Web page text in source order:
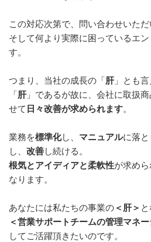
この対応次第で、問い合わせいた
そして何より実際に困っているエ
す。
つまり、当社の成長の「肝」とも言
「肝」であるが故に、会社に取扱
せて 日々改善が求められます。
業務を標準化し、 マニュアルに落
し、 改善し続ける。
根気とアイディアと柔軟性が求め
なります。
あなたには私たちの事業の＜肝＞
＜営業サポートチームの管理マネ
してご活躍頂きたいのです。